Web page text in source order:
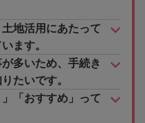
地活用にあたって
ます。
多いため、手続き
たいです。
」「おすすめ」って